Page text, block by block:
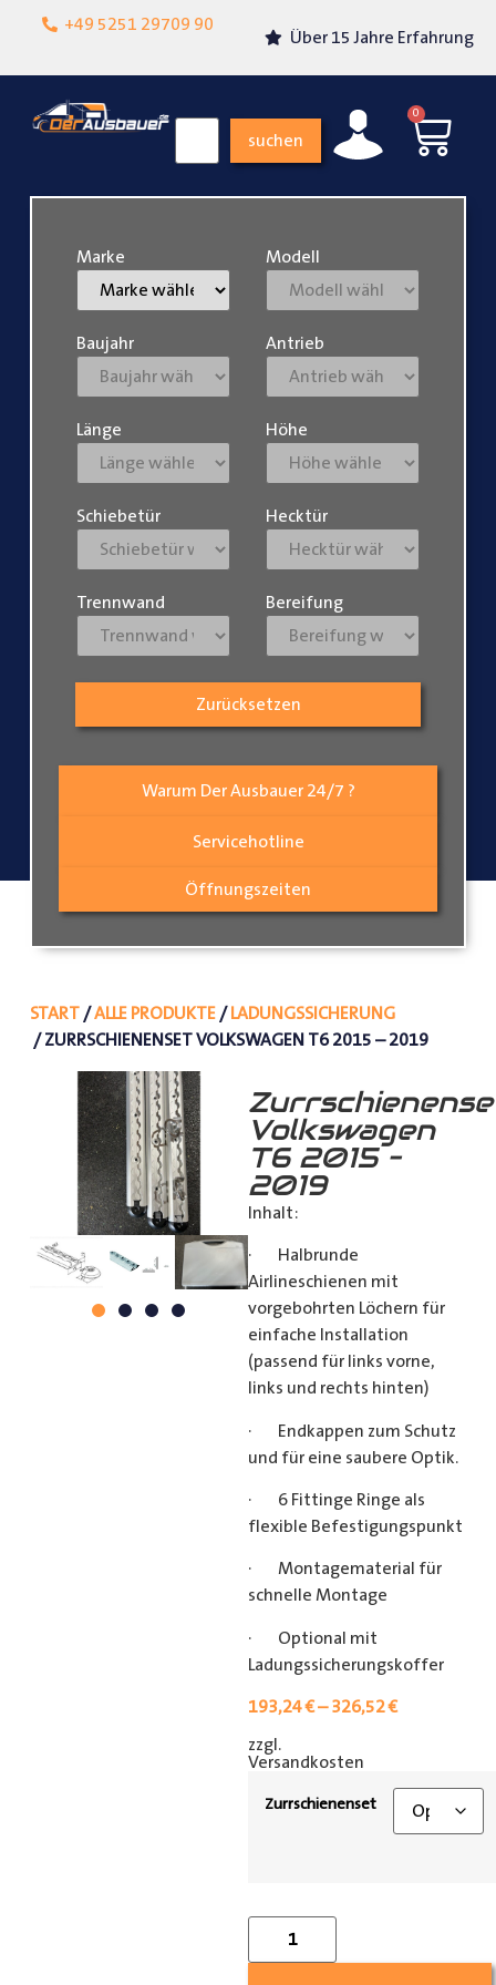
+49 5251 29709 90
Lokalgeschäft in
Über 15 Jahre Erfahrung
suchen
0
Warum Der Ausbauer 24/7 ?
Servicehotline
Öffnungszeiten
Marke Modell
Baujahr Antrieb
Länge Höhe
Schiebetür Hecktür
Trennwand Bereifung
Zurücksetzen
START/ALLE PRODUKTE/LADUNGSSICHERUNG
/ ZURRSCHIENENSET VOLKSWAGEN T6 2015 – 2019
Volkswagen
T6 2015 –
2019
Inhalt:
· Halbrunde
Airlineschienen mit
vorgebohrten Löchern für
einfache Installation
(passend für links vorne,
links und rechts hinten)
· Endkappen zum Schutz
und für eine saubere Optik.
· 6 Fittinge Ringe als
flexible Befestigungspunkt
· Montagematerial für
schnelle Montage
· Optional mit
Ladungssicherungskoffer
193,24€–326,52€
zzgl.
Versandkosten
Zurrschienenset